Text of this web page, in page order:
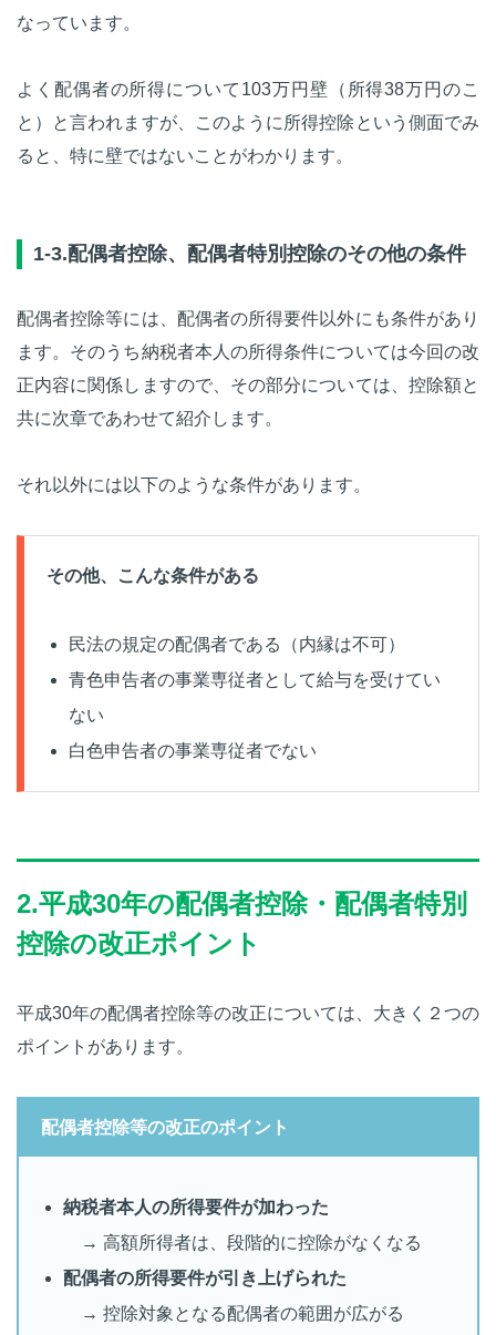
なっています。
よく配偶者の所得について103万円壁（所得38万円のこ
と）と言われますが、このように所得控除という側面でみ
ると、特に壁ではないことがわかります。
1-3.配偶者控除、配偶者特別控除のその他の条件
配偶者控除等には、配偶者の所得要件以外にも条件があり
ます。そのうち納税者本人の所得条件については今回の改
正内容に関係しますので、その部分については、控除額と
共に次章であわせて紹介します。
それ以外には以下のような条件があります。
その他、こんな条件がある
民法の規定の配偶者である（内縁は不可）
青色申告者の事業専従者として給与を受けてい
ない
白色申告者の事業専従者でない
2.平成30年の配偶者控除・配偶者特別
控除の改正ポイント
平成30年の配偶者控除等の改正については、大きく２つの
ポイントがあります。
配偶者控除等の改正のポイント
納税者本人の所得要件が加わった
→ 高額所得者は、段階的に控除がなくなる
配偶者の所得要件が引き上げられた
→ 控除対象となる配偶者の範囲が広がる